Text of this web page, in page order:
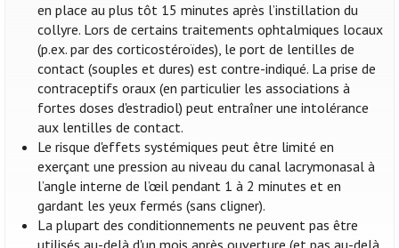
en place au plus tôt 15 minutes après l’instillation du
collyre. Lors de certains traitements ophtalmiques locaux
(p.ex. par des corticostéroïdes), le port de lentilles de
contact (souples et dures) est contre-indiqué. La prise de
contraceptifs oraux (en particulier les associations à
fortes doses d'estradiol) peut entraîner une intolérance
aux lentilles de contact.
Le risque d'effets systémiques peut être limité en
exerçant une pression au niveau du canal lacrymonasal à
l’angle interne de l’œil pendant 1 à 2 minutes et en
gardant les yeux fermés (sans cligner).
La plupart des conditionnements ne peuvent pas être
utilisés au-delà d'un mois après ouverture (et pas au-delà